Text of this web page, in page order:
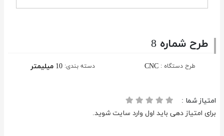
طرح شماره 8
طرح دستگاه : CNC دسته بندی: 10 میلیمتر
امتیاز شما :
برای امتیاز دهی باید اول وارد سایت شوید.